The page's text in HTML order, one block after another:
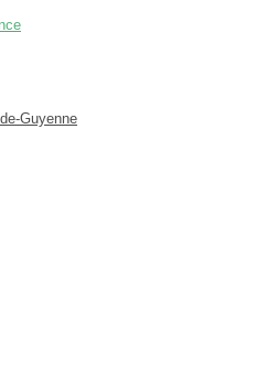
Guyenne